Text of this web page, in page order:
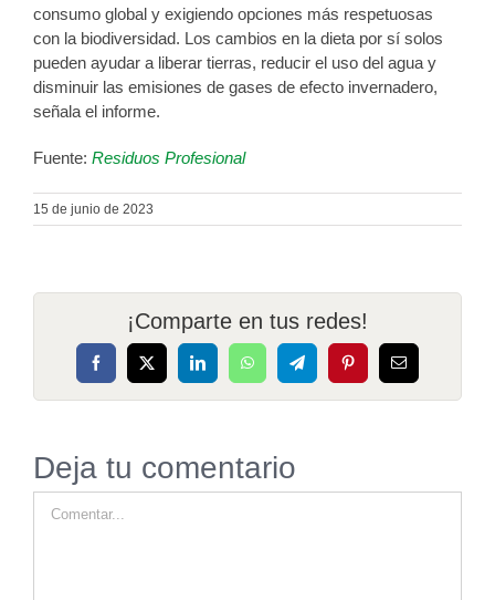
consumo global y exigiendo opciones más respetuosas
con la biodiversidad. Los cambios en la dieta por sí solos
pueden ayudar a liberar tierras, reducir el uso del agua y
disminuir las emisiones de gases de efecto invernadero,
señala el informe.
Fuente: Residuos Profesional
15 de junio de 2023
¡Comparte en tus redes!
Facebook
X LinkedInWhatsAppTelegramPinterestCorreo
electrónico
Deja tu comentario